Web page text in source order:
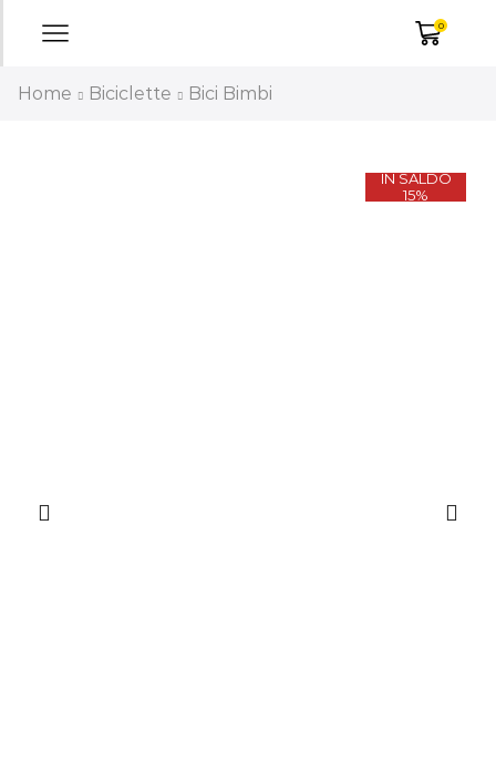
0
Home Biciclette Bici Bimbi
IN SALDO
15%